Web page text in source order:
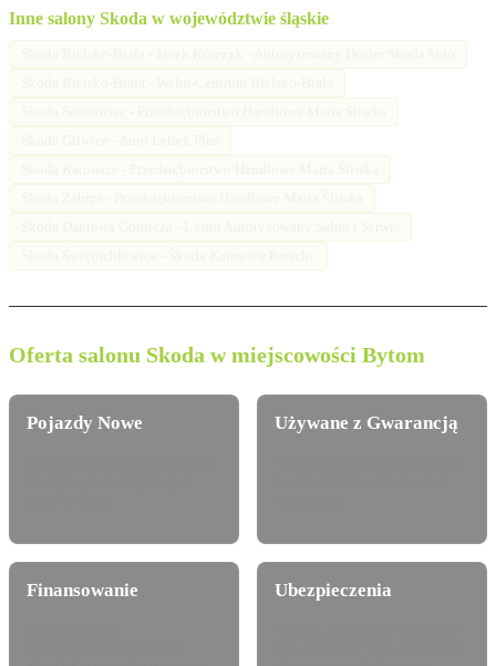
Inne salony Skoda w województwie śląskie
Oferta salonu Skoda w miejscowości Bytom
Pojazdy Nowe Używane z Gwarancją
Finansowanie Ubezpieczenia